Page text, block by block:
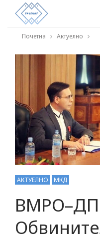
Почетна Актуелно
АКТУЕЛНО МКД